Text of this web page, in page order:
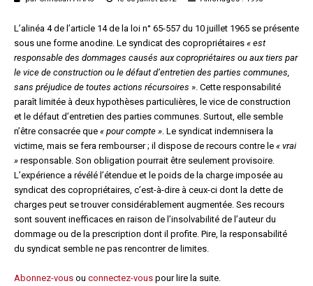
Études juridiques
Copro. en difficulté
Formez-vous !
Parole d'experts*
L’alinéa 4 de l’article 14 de la loi n° 65-557 du 10 juillet 1965 se présente
sous une forme anodine. Le syndicat des copropriétaires « est
responsable des dommages causés aux copropriétaires ou aux tiers par
le vice de construction ou le défaut d’entretien des parties communes,
sans préjudice de toutes actions récursoires ». Cette responsabilité
paraît limitée à deux hypothèses particulières, le vice de construction
et le défaut d’entretien des parties communes. Surtout, elle semble
n’être consacrée que « pour compte » . Le syndicat indemnisera la
victime, mais se fera rembourser ; il dispose de recours contre le « vrai
» responsable. Son obligation pourrait être seulement provisoire.
L’expérience a révélé l’étendue et le poids de la charge imposée au
syndicat des copropriétaires, c’est-à-dire à ceux-ci dont la dette de
charges peut se trouver considérablement augmentée. Ses recours
sont souvent inefficaces en raison de l’insolvabilité de l’auteur du
dommage ou de la prescription dont il profite. Pire, la responsa­­bilité
du syndicat semble ne pas rencontrer de limites.
Abonnez-vous ou connectez-vous pour lire la suite.